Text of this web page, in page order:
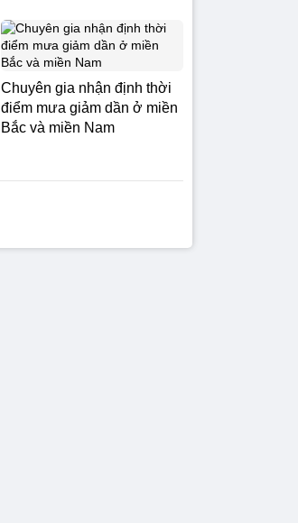
Chuyên gia nhận định thời
điểm mưa giảm dần ở miền
Bắc và miền Nam